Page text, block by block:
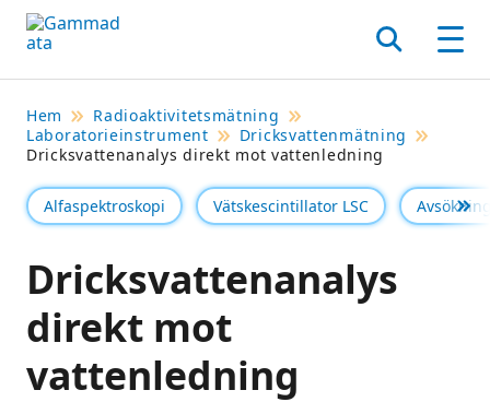
Hoppa
till
Sök
Hem
Radioaktivitetsmätning
Laboratorieinstrument
Dricksvattenmätning
Dricksvattenanalys direkt mot vattenledning
Alfaspektroskopi Vätskescintillator LSC Se
Dricksvattenanalys
direkt mot
vattenledning